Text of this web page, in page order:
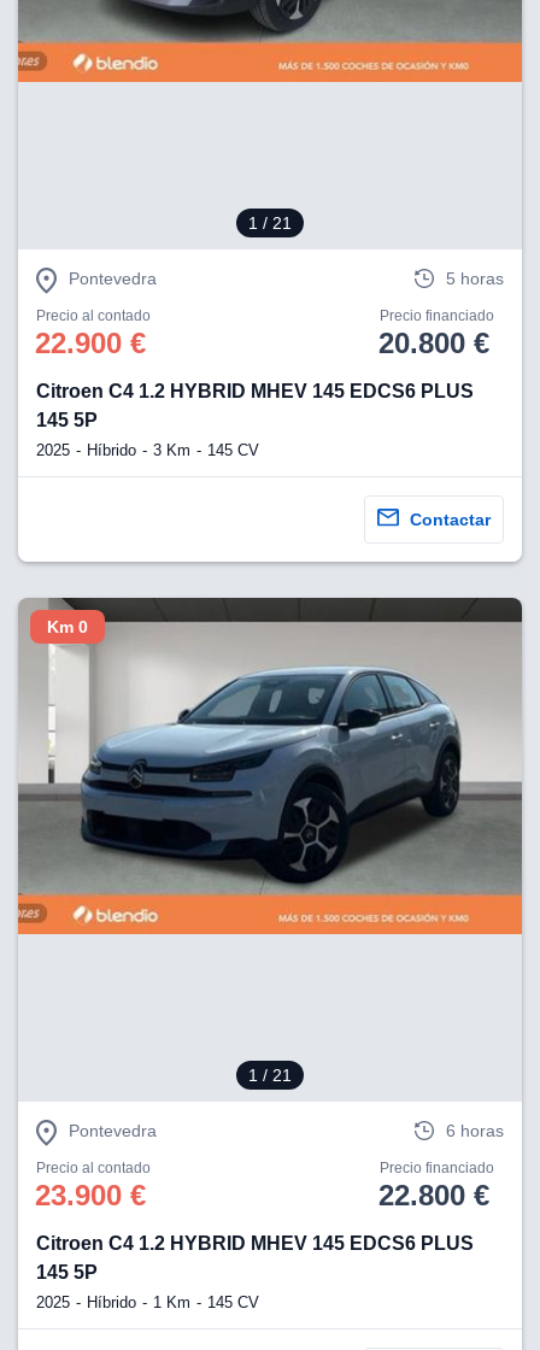
1 / 21
Pontevedra 5 horas
Precio al contado
22.900 €
Precio financiado
20.800 €
Citroen C4 1.2 HYBRID MHEV 145 EDCS6 PLUS
145 5P
2025 Híbrido 3 Km 145 CV
Contactar
1 / 21
Km 0
Pontevedra 6 horas
Precio al contado
23.900 €
Precio financiado
22.800 €
Citroen C4 1.2 HYBRID MHEV 145 EDCS6 PLUS
145 5P
2025 Híbrido 1 Km 145 CV